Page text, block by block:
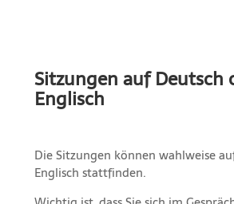
Sitzungen auf Deutsch
Englisch
Die Sitzungen können wahlweise
Englisch stattfinden.